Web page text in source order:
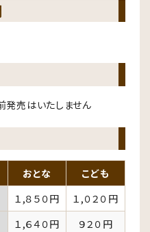
発売はいたしません
おとな
こども
１,８５０円
１,０２０円
１,６４０円
９２０円